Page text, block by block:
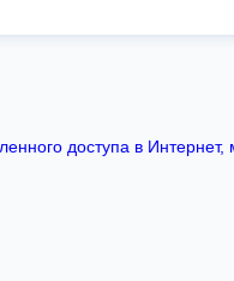
доступа в Интернет,